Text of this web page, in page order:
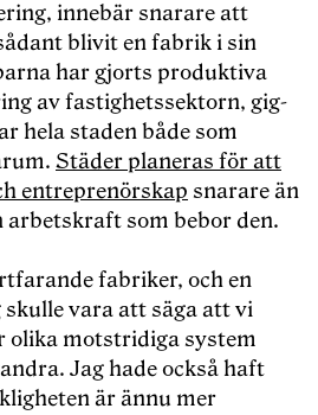
innebär snarare att
blivit en fabrik i sin
har gjorts produktiva
av fastighetssektorn, gig-
hela staden både som
Städer planeras för att
entreprenörskap snarare än
arbetskraft som bebor den.
fabriker, och en
vara att säga att vi
olika motstridiga system
Jag hade också haft
är ännu mer